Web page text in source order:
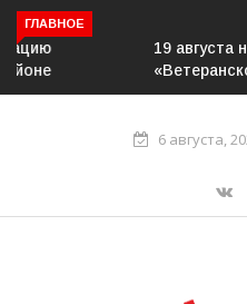
ГЛАВНОЕ
19 августа на стадионе
«Ветеранское подворье»
6 августа,